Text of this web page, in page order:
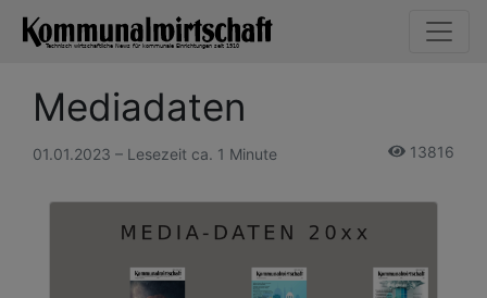
Mediadaten
01.01.2023 – Lesezeit ca. 1 Minute 13816